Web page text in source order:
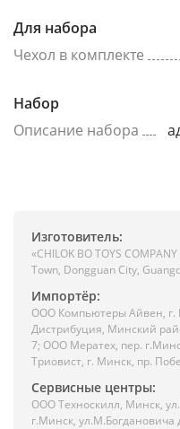
Для набора
Чехол в комплекте
Набор
Описание набора
Изготовитель:
«CHILOK BO TOYS
Town, Dongguan City,
Импортёр:
ООО Компьютеры Айвен, г.
Дистрибуция, Минский
7; ООО Мератех, пер.
Триовист, г. Минск, пр.
Сервисные центры:
ООО Техноскилл, Минск,
г.Минск, ул.М.Богдановича